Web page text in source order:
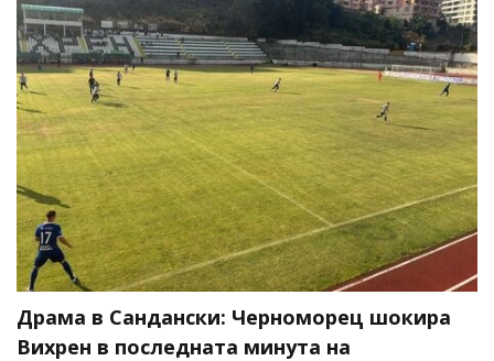
Драма в Сандански: Черноморец шокира
Вихрен в последната минута на